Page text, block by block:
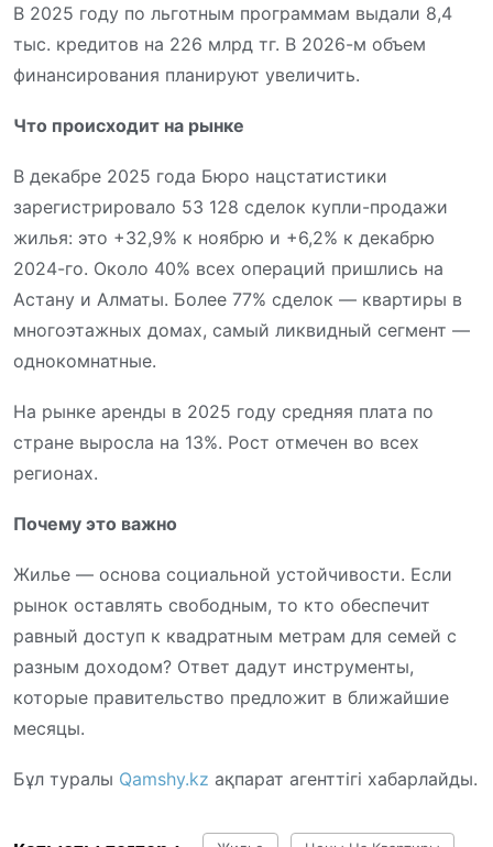
В 2025 году по льготным программам выдали 8,4
тыс. кредитов на 226 млрд тг. В 2026-м объем
финансирования планируют увеличить.
Что происходит на рынке
В декабре 2025 года Бюро нацстатистики
зарегистрировало 53 128 сделок купли-продажи
жилья: это +32,9% к ноябрю и +6,2% к декабрю
2024-го. Около 40% всех операций пришлись на
Астану и Алматы. Более 77% сделок — квартиры в
многоэтажных домах, самый ликвидный сегмент —
однокомнатные.
На рынке аренды в 2025 году средняя плата по
стране выросла на 13%. Рост отмечен во всех
регионах.
Почему это важно
Жилье — основа социальной устойчивости. Если
рынок оставлять свободным, то кто обеспечит
равный доступ к квадратным метрам для семей с
разным доходом? Ответ дадут инструменты,
которые правительство предложит в ближайшие
месяцы.
Бұл туралы Qamshy.kz ақпарат агенттігі хабарлайды.